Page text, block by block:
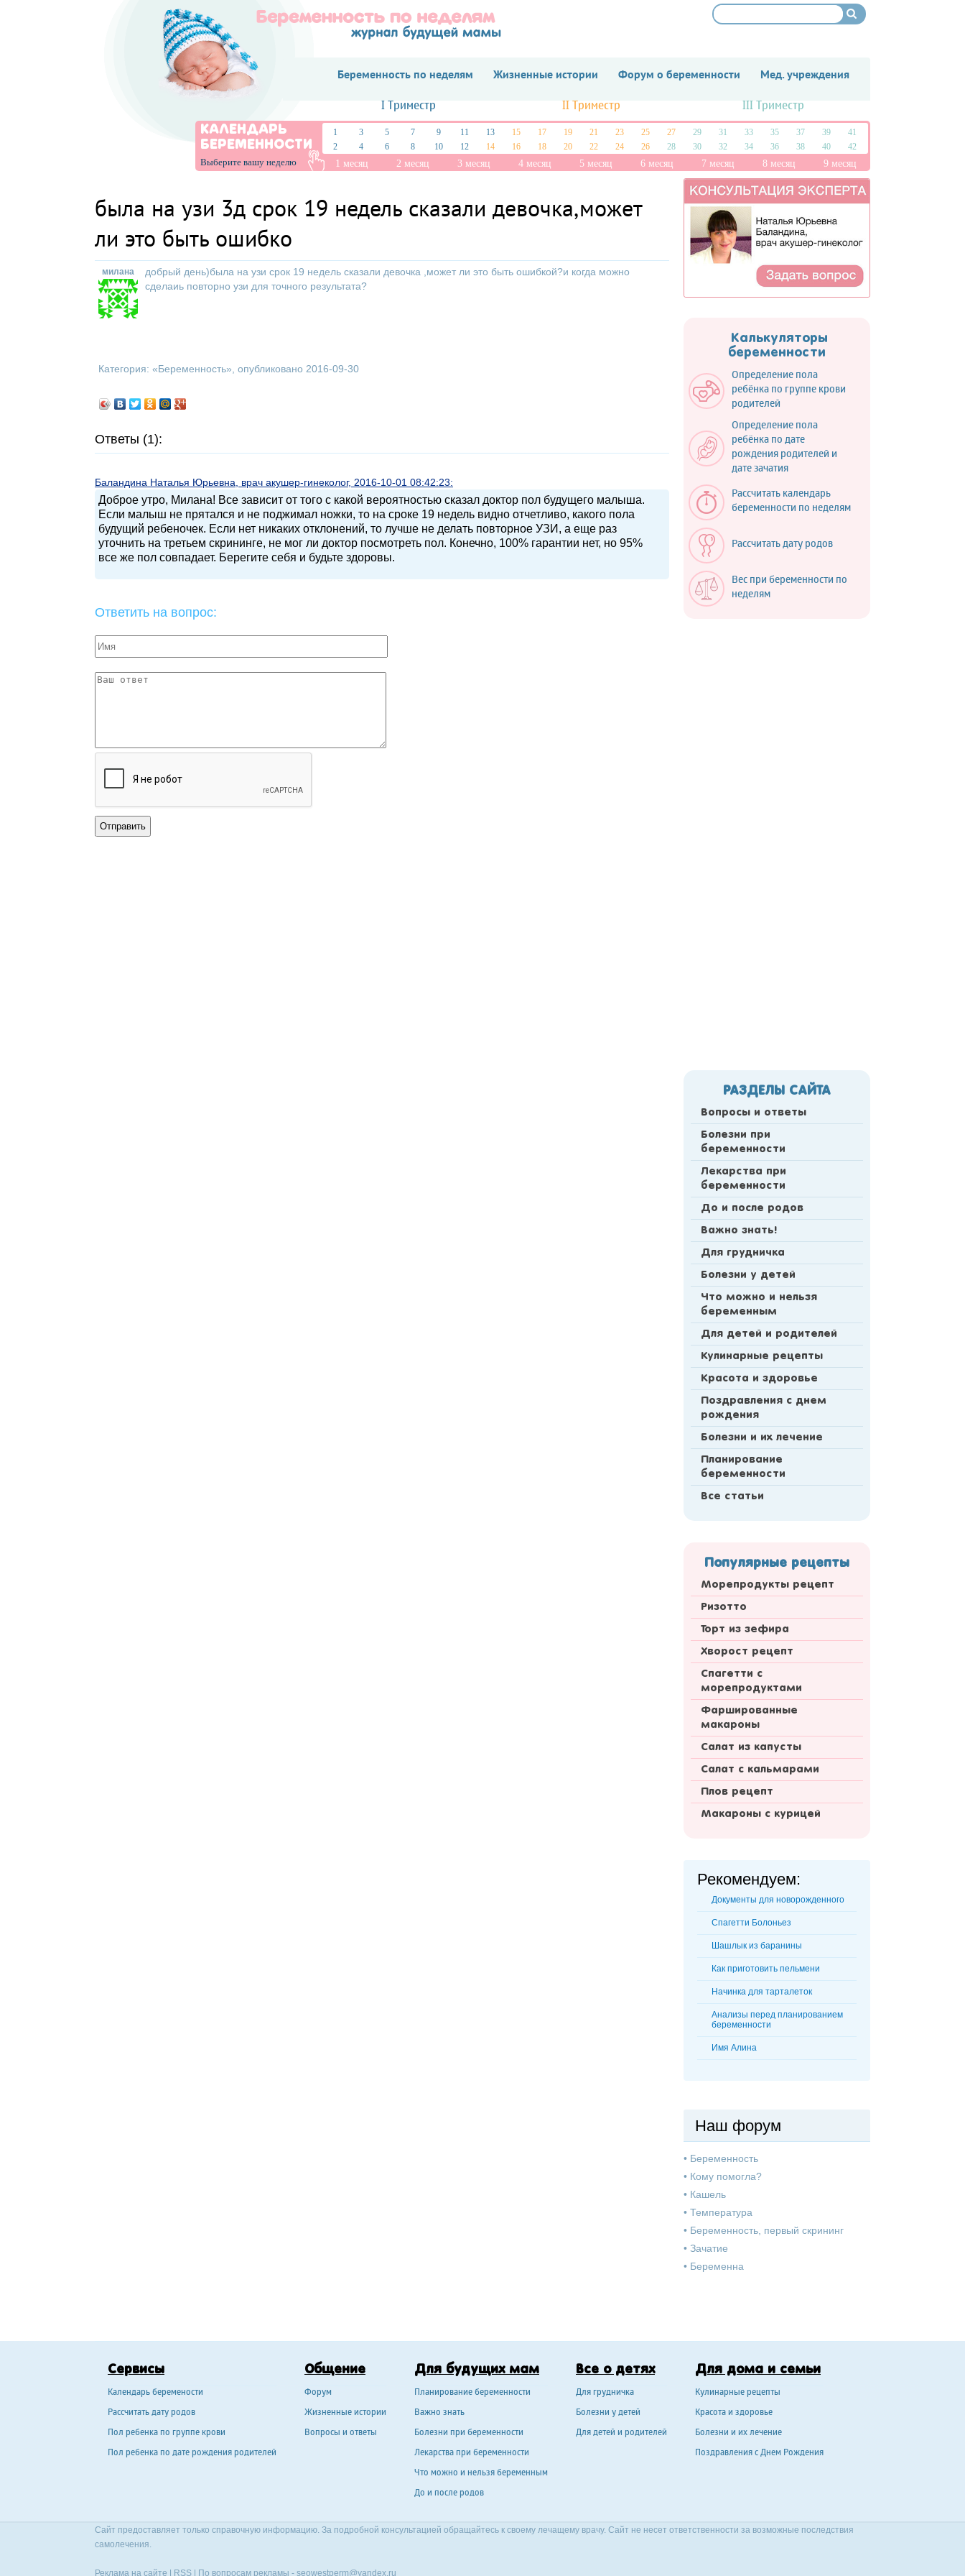
Беременность по неделям Жизненные истории Форум о беременности Мед. учреждения
I Триместр II Триместр III Триместр
КАЛЕНДАРЬ
БЕРЕМЕННОСТИ
Выберите вашу неделю
1 3 5 7 9 11 13 15 17 19 21 23 25 27 29 31 33 35 37 39
41
2
4 6 8 10 12 14 16 18 20 22 24 26 28 30 32 34 36 38 40 42
1 месяц 2 месяц 3 месяц 4 месяц 5 месяц 6 месяц 7 месяц 8 месяц 9 месяц
была на узи 3д срок 19 недель сказали девочка,может
ли это быть ошибко
милана
добрый день)была на узи срок 19 недель сказали девочка ,может ли это быть ошибкой?и когда можно
сделаиь повторно узи для точного результата?
Категория: «Беременность», опубликовано 2016-09-30
Ответы (1):
Баландина Наталья Юрьевна, врач акушер-гинеколог, 2016-10-01 08:42:23:
Доброе утро, Милана! Все зависит от того с какой вероятностью сказал доктор пол будущего малыша.
Если малыш не прятался и не поджимал ножки, то на сроке 19 недель видно отчетливо, какого пола
будущий ребеночек. Если нет никаких отклонений, то лучше не делать повторное УЗИ, а еще раз
уточнить на третьем скрининге, не мог ли доктор посмотреть пол. Конечно, 100% гарантии нет, но 95%
все же пол совпадает. Берегите себя и будьте здоровы.
Ответить на вопрос:
Калькуляторы
беременности
Определение пола
ребёнка по группе крови
родителей
Определение пола
ребёнка по дате
рождения родителей и
дате зачатия
Рассчитать календарь
беременности по неделям
Рассчитать дату родов
Вес при беременности по
неделям
РАЗДЕЛЫ САЙТА
Вопросы и ответы
Болезни при
беременности
Лекарства при
беременности
До и после родов
Важно знать!
Для грудничка
Болезни у детей
Что можно и нельзя
беременным
Для детей и родителей
Кулинарные рецепты
Красота и здоровье
Поздравления с днем
рождения
Болезни и их лечение
Планирование
беременности
Все статьи
Популярные рецепты
Морепродукты рецепт
Ризотто
Торт из зефира
Хворост рецепт
Спагетти с
морепродуктами
Фаршированные
макароны
Салат из капусты
Салат с кальмарами
Плов рецепт
Макароны с курицей
Рекомендуем:
Документы для новорожденного
Спагетти Болоньез
Шашлык из баранины
Как приготовить пельмени
Начинка для тарталеток
Анализы перед планированием
беременности
Имя Алина
Наш форум
• Беременность
• Кому помогла?
• Кашель
• Температура
• Беременность, первый скрининг
• Зачатие
• Беременна
Сервисы
Календарь беремености
Рассчитать дату родов
Пол ребенка по группе крови
Пол ребенка по дате рождения родителей
Общение
Форум
Жизненные истории
Вопросы и ответы
Для будущих мам
Планирование беременности
Важно знать
Болезни при беременности
Лекарства при беременности
Что можно и нельзя беременным
До и после родов
Все о детях
Для грудничка
Болезни у детей
Для детей и родителей
Для дома и семьи
Кулинарные рецепты
Красота и здоровье
Болезни и их лечение
Поздравления с Днем Рождения
Сайт предоставляет только справочную информацию. За подробной консультацией обращайтесь к своему лечащему врачу. Сайт не несет ответственности за возможные последствия
самолечения.
Реклама на сайте RSS | По вопросам рекламы - seowestperm@yandex.ru